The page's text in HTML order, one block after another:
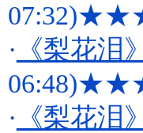
07:32)
· 《梨花泪
06:48)
· 《梨花